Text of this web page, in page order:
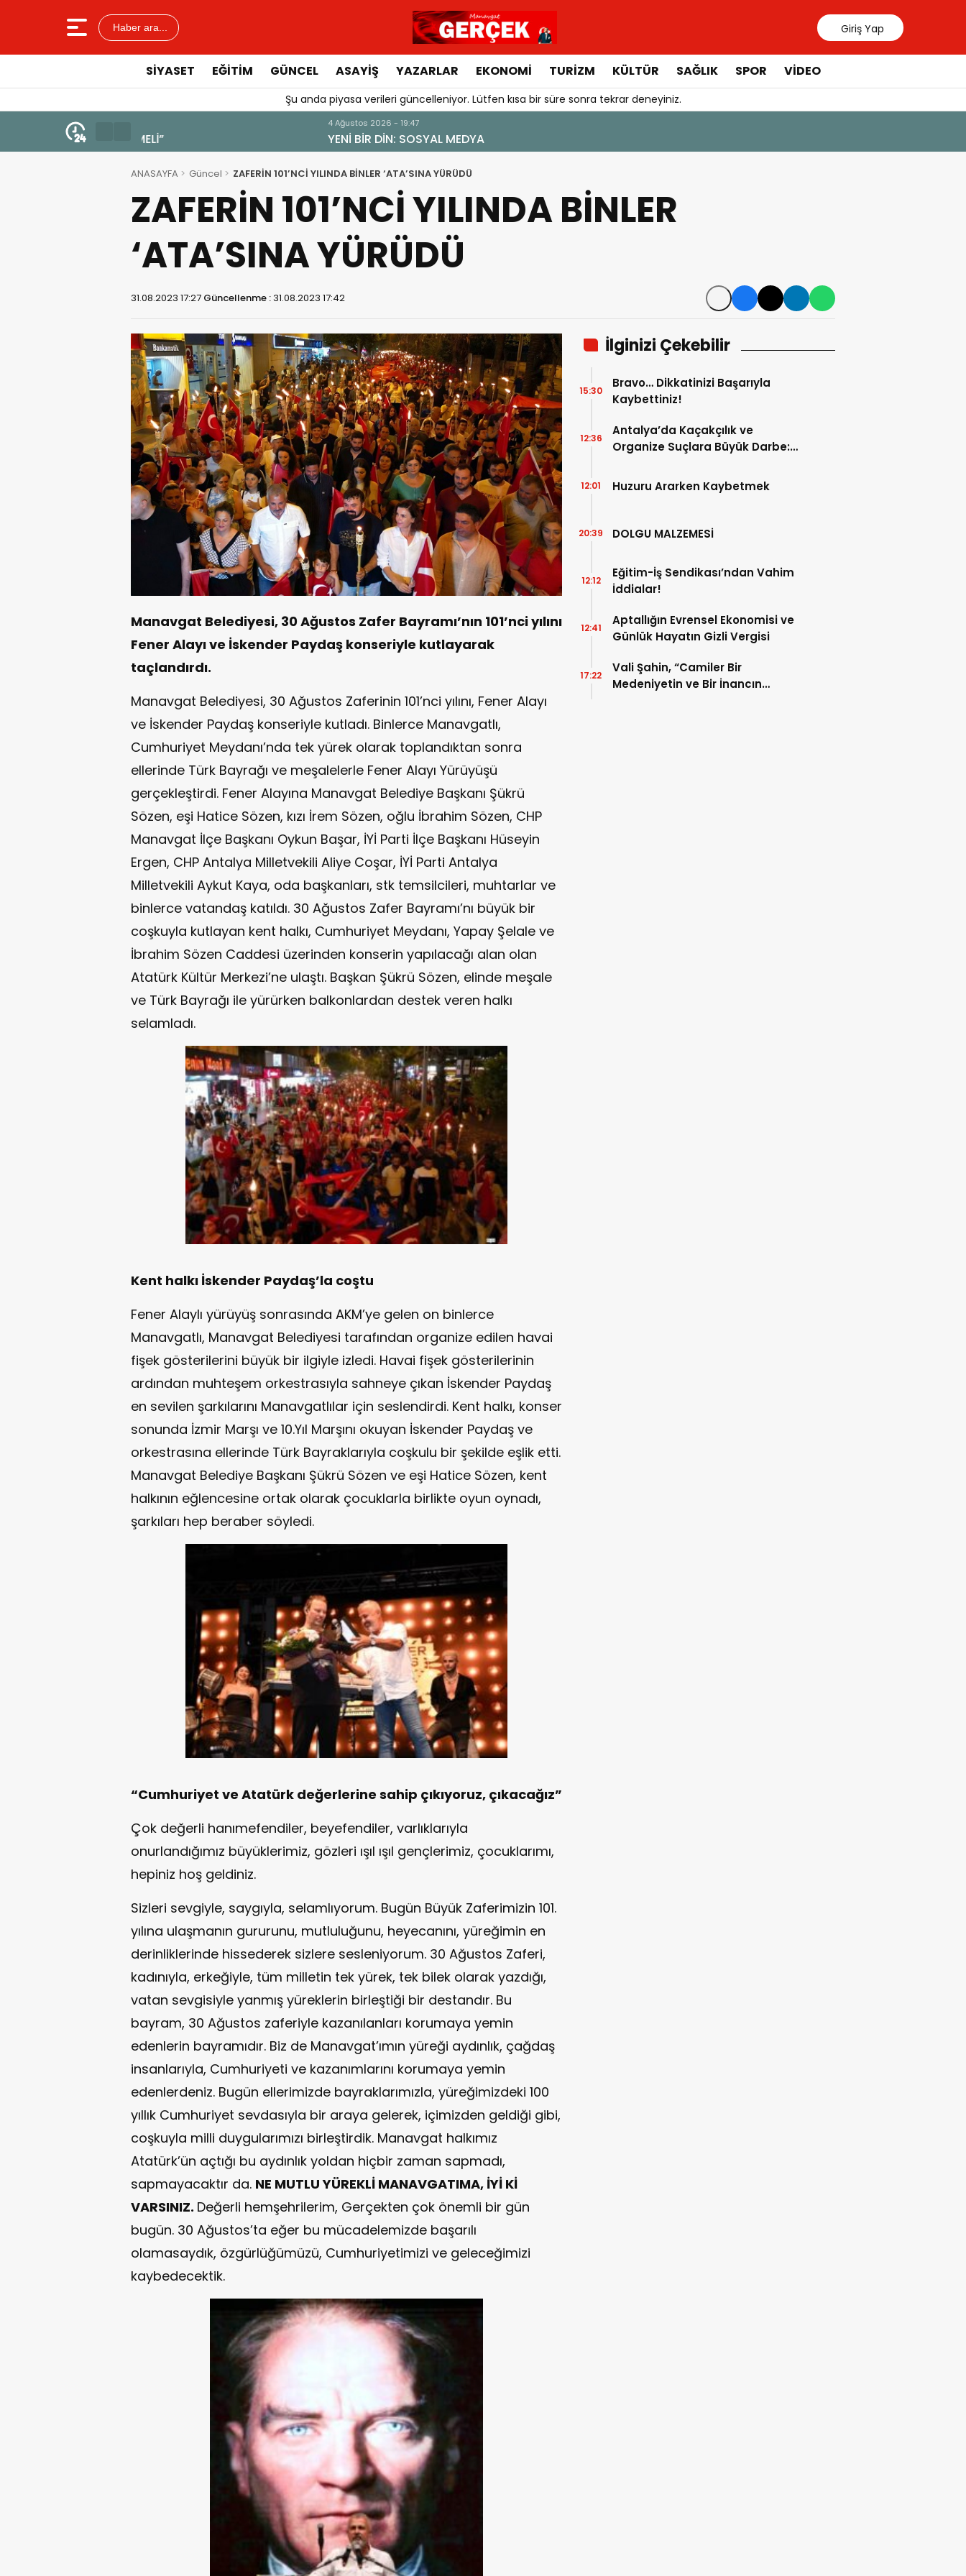
Haber ara... Giriş Yap
SIYASET EĞITIM GÜNCEL ASAYIŞ YAZARLAR EKONOMI TURIZM KÜLTÜR SAĞLIK SPOR VIDEO
Şu anda piyasa verileri güncelleniyor. Lütfen kısa bir süre sonra tekrar deneyiniz.
YENİ BİR DİN: SOSYAL MEDYA
ANASAYFA Güncel ZAFERİN 101’NCİ YILINDA BİNLER ‘ATA’SINA YÜRÜDÜ
ZAFERİN 101’NCİ YILINDA BİNLER
‘ATA’SINA YÜRÜDÜ
31.08.2023 17:27 Güncellenme :31.08.2023 17:42
Manavgat Belediyesi, 30 Ağustos Zafer Bayramı’nın 101’nci yılını
Fener Alayı ve İskender Paydaş konseriyle kutlayarak
taçlandırdı.
Manavgat Belediyesi, 30 Ağustos Zaferinin 101’nci yılını, Fener Alayı
ve İskender Paydaş konseriyle kutladı. Binlerce Manavgatlı,
Cumhuriyet Meydanı’nda tek yürek olarak toplandıktan sonra
ellerinde Türk Bayrağı ve meşalelerle Fener Alayı Yürüyüşü
gerçekleştirdi. Fener Alayına Manavgat Belediye Başkanı Şükrü
Sözen, eşi Hatice Sözen, kızı İrem Sözen, oğlu İbrahim Sözen, CHP
Manavgat İlçe Başkanı Oykun Başar, İYİ Parti İlçe Başkanı Hüseyin
Ergen, CHP Antalya Milletvekili Aliye Coşar, İYİ Parti Antalya
Milletvekili Aykut Kaya, oda başkanları, stk temsilcileri, muhtarlar ve
binlerce vatandaş katıldı. 30 Ağustos Zafer Bayramı’nı büyük bir
coşkuyla kutlayan kent halkı, Cumhuriyet Meydanı, Yapay Şelale ve
İbrahim Sözen Caddesi üzerinden konserin yapılacağı alan olan
Atatürk Kültür Merkezi’ne ulaştı. Başkan Şükrü Sözen, elinde meşale
ve Türk Bayrağı ile yürürken balkonlardan destek veren halkı
selamladı.
Kent halkı İskender Paydaş’la coştu
Fener Alaylı yürüyüş sonrasında AKM’ye gelen on binlerce
Manavgatlı, Manavgat Belediyesi tarafından organize edilen havai
fişek gösterilerini büyük bir ilgiyle izledi. Havai fişek gösterilerinin
ardından muhteşem orkestrasıyla sahneye çıkan İskender Paydaş
en sevilen şarkılarını Manavgatlılar için seslendirdi. Kent halkı, konser
sonunda İzmir Marşı ve 10.Yıl Marşını okuyan İskender Paydaş ve
orkestrasına ellerinde Türk Bayraklarıyla coşkulu bir şekilde eşlik etti.
Manavgat Belediye Başkanı Şükrü Sözen ve eşi Hatice Sözen, kent
halkının eğlencesine ortak olarak çocuklarla birlikte oyun oynadı,
şarkıları hep beraber söyledi.
“Cumhuriyet ve Atatürk değerlerine sahip çıkıyoruz, çıkacağız”
Çok değerli hanımefendiler, beyefendiler, varlıklarıyla
onurlandığımız büyüklerimiz, gözleri ışıl ışıl gençlerimiz, çocuklarımı,
hepiniz hoş geldiniz.
Sizleri sevgiyle, saygıyla, selamlıyorum. Bugün Büyük Zaferimizin 101.
yılına ulaşmanın gururunu, mutluluğunu, heyecanını, yüreğimin en
derinliklerinde hissederek sizlere sesleniyorum. 30 Ağustos Zaferi,
kadınıyla, erkeğiyle, tüm milletin tek yürek, tek bilek olarak yazdığı,
vatan sevgisiyle yanmış yüreklerin birleştiği bir destandır. Bu
bayram, 30 Ağustos zaferiyle kazanılanları korumaya yemin
edenlerin bayramıdır. Biz de Manavgat’ımın yüreği aydınlık, çağdaş
insanlarıyla, Cumhuriyeti ve kazanımlarını korumaya yemin
edenlerdeniz. Bugün ellerimizde bayraklarımızla, yüreğimizdeki 100
yıllık Cumhuriyet sevdasıyla bir araya gelerek, içimizden geldiği gibi,
coşkuyla milli duygularımızı birleştirdik. Manavgat halkımız
Atatürk’ün açtığı bu aydınlık yoldan hiçbir zaman sapmadı,
sapmayacaktır da. NE MUTLU YÜREKLİ MANAVGATIMA, İYİ Kİ
VARSINIZ. Değerli hemşehrilerim, Gerçekten çok önemli bir gün
bugün. 30 Ağustos’ta eğer bu mücadelemizde başarılı
olamasaydık, özgürlüğümüzü, Cumhuriyetimizi ve geleceğimizi
kaybedecektik.
İlginizi Çekebilir
Bravo… Dikkatinizi Başarıyla
Kaybettiniz!
15:30
Antalya’da Kaçakçılık ve
Organize Suçlara Büyük Darbe:
Açıklandı!
12:36
Huzuru Ararken Kaybetmek
12:01
DOLGU MALZEMESİ
20:39
Eğitim-İş Sendikası’ndan Vahim
İddialar!
12:12
Aptallığın Evrensel Ekonomisi ve
Günlük Hayatın Gizli Vergisi
12:41
Vali Şahin, “Camiler Bir
Medeniyetin ve Bir İnancın
17:22